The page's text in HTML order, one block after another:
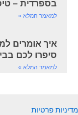
בספרדית –
למאמר המלא »
איך אומרים
סיפרו לכם
למאמר המלא »
מדיניות פרטיות